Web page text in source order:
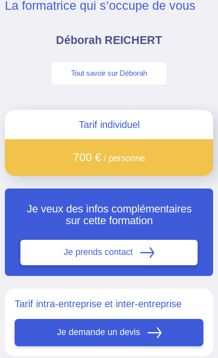
La formatrice qui s’occupe de vous
Déborah REICHERT
Tout savoir sur Déborah
Tarif individuel
700 € / personne
Je veux des infos complémentaires
sur cette formation
Je prends contact
Tarif intra-entreprise et inter-entreprise
Je demande un devis